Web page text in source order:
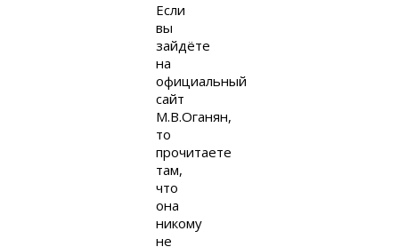
Если
вы
зайдёте
на
официальный
сайт
М.В.Оганян,
то
прочитаете
там,
что
она
никому
не